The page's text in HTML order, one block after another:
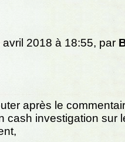
2018 à 18:55, par
après le
cash investigation sur